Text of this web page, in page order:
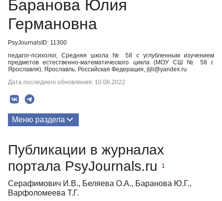
Баранова Юлия
Германовна
PsyJournalsID: 11300
педагог-психолог, Средняя школа № 58 с углубленным изучением
предметов естественно-математического цикла (МОУ СШ № 58 г.
Ярославля), Ярославль, Российская Федерация, jljli@yandex.ru
Дата последнего обновления: 10.06.2022
Меню раздела
Публикации в журналах
портала PsyJournals.ru
1
Серафимович И.В., Беляева О.А., Баранова Ю.Г.,
Варфоломеева Т.Г.